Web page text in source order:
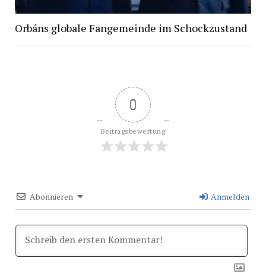
Orbáns globale Fangemeinde im Schockzustand
0
Beitragsbewertung
Abonnieren Anmelden